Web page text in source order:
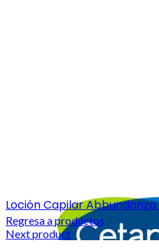
Loción Capilar
Regresa a productos
Next product